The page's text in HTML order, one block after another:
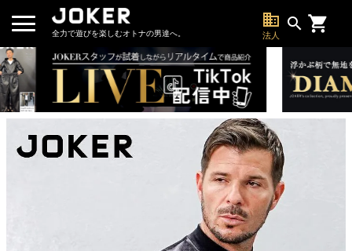
全力で遊びを楽しむオトナの男達へ。
business
法人
search